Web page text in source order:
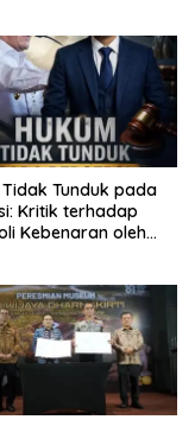
diri, 60% masa
ada di tangan”
Tunduk pada
Kritik terhadap
Kebenaran oleh